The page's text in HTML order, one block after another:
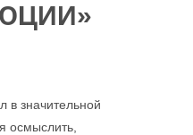
в значительной
осмыслить,